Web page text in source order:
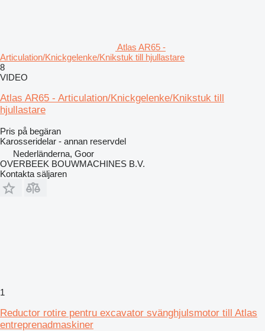
Atlas AR65 -
Articulation/Knickgelenke/Knikstuk till hjullastare
8
VIDEO
Atlas AR65 - Articulation/Knickgelenke/Knikstuk till
hjullastare
Pris på begäran
Karosseridelar - annan reservdel
Nederländerna, Goor
OVERBEEK BOUWMACHINES B.V.
Kontakta säljaren
1
Reductor rotire pentru excavator svänghjulsmotor till Atlas
entreprenadmaskiner